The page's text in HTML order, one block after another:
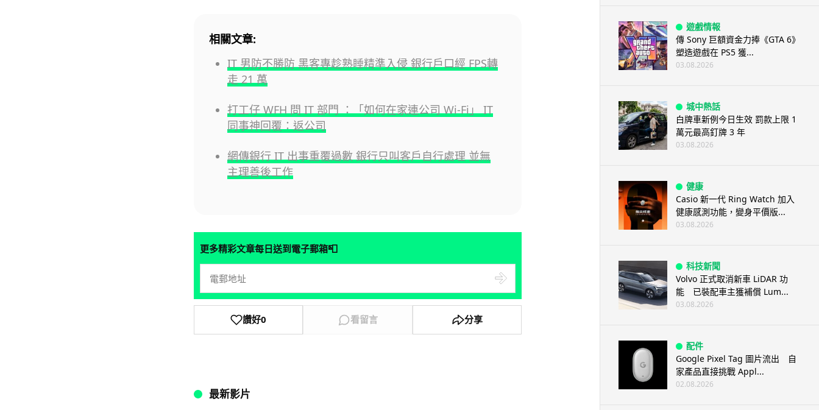
相關文章:
IT 男防不勝防 黑客專趁熟睡精準入侵 銀行戶口經 FPS轉
走 21 萬
打工仔 WFH 問 IT 部門 ：「如何在家連公司 Wi-Fi」 IT
同事神回覆：返公司
網傳銀行 IT 出事重覆過數 銀行只叫客戶自行處理 並無
主理善後工作
更多精彩文章每日送到電子郵箱📮
讚好0 看留言 分享
最新影片
遊戲情報
傳 Sony 巨額資金力捧《GTA 6》
塑造遊戲在 PS5 獲...
03.08.2026
城中熱話
白牌車新例今日生效 罰款上限 1
萬元最高釘牌 3 年
03.08.2026
健康
Casio 新一代 Ring Watch 加入
健康感測功能，變身平價版...
03.08.2026
科技新聞
Volvo 正式取消新車 LiDAR 功
能 已裝配車主獲補償 Lum...
03.08.2026
配件
Google Pixel Tag 圖片流出 自
家產品直接挑戰 Appl...
02.08.2026